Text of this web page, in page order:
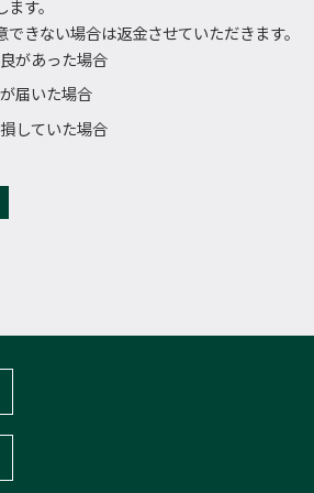
す。
きない場合は返金させていただきます。
があった場合
届いた場合
していた場合